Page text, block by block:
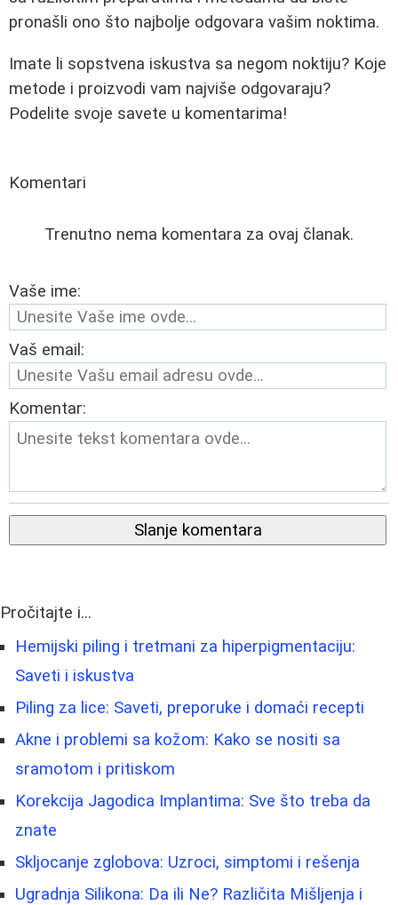
pronašli ono što najbolje odgovara vašim noktima.
Imate li sopstvena iskustva sa negom noktiju? Koje
metode i proizvodi vam najviše odgovaraju?
Podelite svoje savete u komentarima!
Komentari
Trenutno nema komentara za ovaj članak.
Vaše ime:
Vaš email:
Komentar:
Slanje komentara
Pročitajte i...
Hemijski piling i tretmani za hiperpigmentaciju:
Saveti i iskustva
Piling za lice: Saveti, preporuke i domaći recepti
Akne i problemi sa kožom: Kako se nositi sa
sramotom i pritiskom
Korekcija Jagodica Implantima: Sve što treba da
znate
Skljocanje zglobova: Uzroci, simptomi i rešenja
Ugradnja Silikona: Da ili Ne? Različita Mišljenja i